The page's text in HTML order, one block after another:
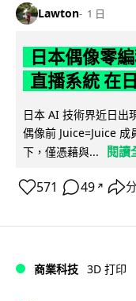
Lawton 1 日
日本偶像零
直播系統 在
日本 AI 技術界近日出
偶像前 Juice=Juice 成
下，僅憑藉與...
閱讀
571 49 ↗
商業科技 3D 打印